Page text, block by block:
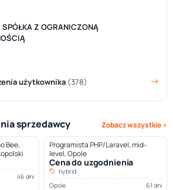
SPÓŁKA Z OGRANICZONĄ
użytkownika (378)
sprzedawcy
Zobacz wszystkie ›
Bee,
46 dni
Programista PHP/Laravel, mid-
level, Opole
Cena do uzgodnienia
hybrid
Opole
61 dni